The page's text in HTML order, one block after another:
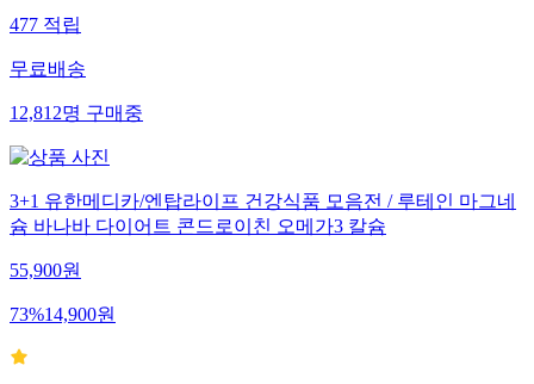
477적립
무료배송
12,812명구매중
3+1 유한메디카/엔탑라이프 건강식품 모음전 / 루테인 마그네
슘 바나바 다이어트 콘드로이친 오메가3 칼슘
55,900원
73%14,900원